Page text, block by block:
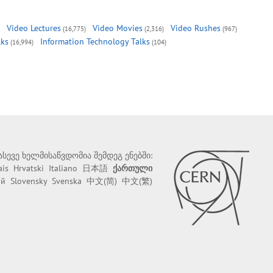
Video Lectures (16,775) Video Movies (2,316) Video Rushes (967)
(16,994) Information Technology Talks (104)
ხელმისაწვდომია შემდეგ ენებში:
Hrvatski Italiano 日本語 ქართული
Slovensky Svenska 中文(简) 中文(繁)